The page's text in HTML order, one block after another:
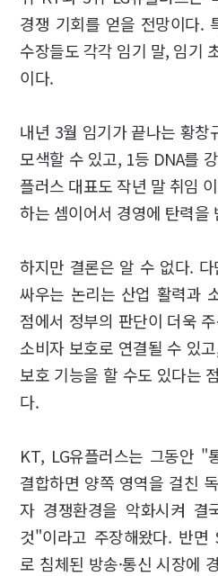
경쟁 기회를 얻을 전망이다.
수장들도 각각 임기 말, 임기
이다.
내년 3월 임기가 끝나는 황
모색할 수 있고, 1등 DNA를
플러스 대표도 작년 말 취임
하는 셈이어서 경영에 탄력을
하지만 결론은 알 수 없다.
싸우는 논리는 산업 활력과
점에서 정부의 판단이 더욱
소비자 보호로 연결될 수 있
보호 기능을 할 수도 있다는
다.
KT, LG유플러스는 그동안 "
결합하면 양쪽 영역을 걸친
자 경쟁환경을 악화시켜 결
것"이라고 주장해왔다. 반면
로 침체된 방송·통신 시장에